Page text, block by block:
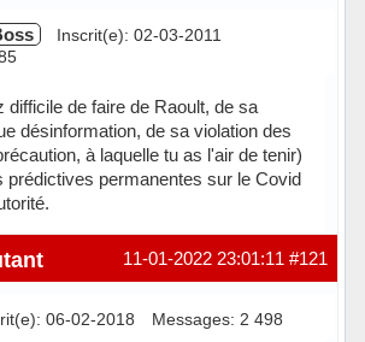
Inscrit(e): 02-03-2011
difficile de faire de Raoult, de sa
désinformation, de sa violation des
à laquelle tu as l'air de tenir)
prédictives permanentes sur le Covid
#121
11-01-2022 23:01:11
06-02-2018 Messages: 2 498